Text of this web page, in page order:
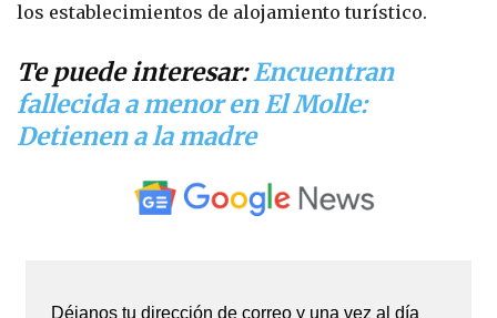
los establecimientos de alojamiento turístico.
Te puede interesar:Encuentran
fallecida a menor en El Molle:
Detienen a la madre